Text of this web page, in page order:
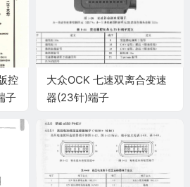
控
子
大众OCK 七速双离合变速
器(23针)端子